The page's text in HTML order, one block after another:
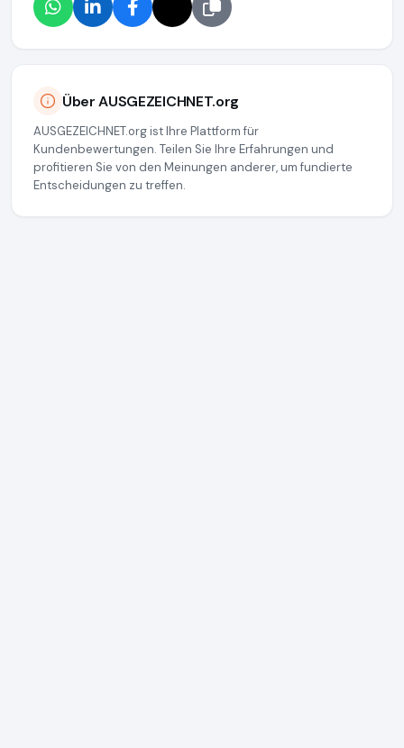
Über AUSGEZEICHNET.org
AUSGEZEICHNET.org ist Ihre Plattform für
Kundenbewertungen. Teilen Sie Ihre Erfahrungen und
profitieren Sie von den Meinungen anderer, um fundierte
Entscheidungen zu treffen.